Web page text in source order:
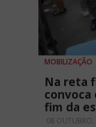
MOBILIZAÇÃO
Na reta
convoca
fim da
08